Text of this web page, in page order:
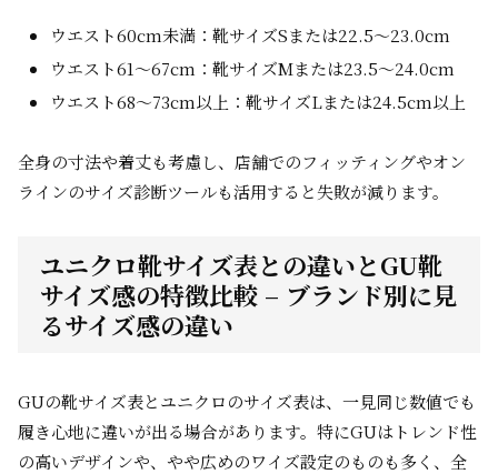
ウエスト60cm未満：靴サイズSまたは22.5～23.0cm
ウエスト61～67cm：靴サイズMまたは23.5～24.0cm
ウエスト68～73cm以上：靴サイズLまたは24.5cm以上
全身の寸法や着丈も考慮し、店舗でのフィッティングやオン
ラインのサイズ診断ツールも活用すると失敗が減ります。
ユニクロ靴サイズ表との違いとGU靴
サイズ感の特徴比較 – ブランド別に見
るサイズ感の違い
GUの靴サイズ表とユニクロのサイズ表は、一見同じ数値でも
履き心地に違いが出る場合があります。特にGUはトレンド性
の高いデザインや、やや広めのワイズ設定のものも多く、全